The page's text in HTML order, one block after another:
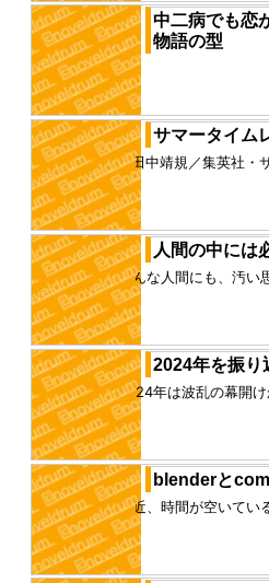
中二病でも恋
物語の型
（C）虎虎／京都アニ
員会 2度目の中二恋を
前で、確か、アニオタ...
サマータイム
©田中靖規／集英社・
めちゃめちゃ面白かっ
流行りのアニメを見た...
人間の中には
どんな人間にも、汚い
善人は、悪事を思いも
働く可能性はあったが
2024年を振り
2024年は波乱の幕開
気がする 波乱の幕開け
ドとの関わりと、フ...
blenderと
最近、時間が空いてい
始めている ここ数日
とは、ノ...